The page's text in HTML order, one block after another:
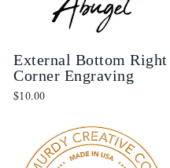
External Bottom Right
Corner Engraving
$10.00